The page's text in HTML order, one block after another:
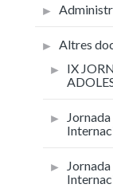
Altres
IX